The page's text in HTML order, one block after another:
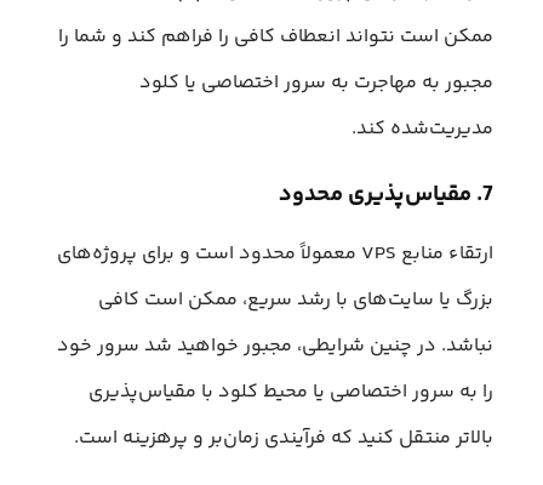
ممکن است نتواند انعطاف کافی را فراهم کند و شما را
مجبور به مهاجرت به سرور اختصاصی یا کلود
مدیریت‌شده کند.
7. مقیاس‌پذیری محدود
ارتقاء منابع VPS معمولاً محدود است و برای پروژه‌های
بزرگ یا سایت‌های با رشد سریع، ممکن است کافی
نباشد. در چنین شرایطی، مجبور خواهید شد سرور خود
را به سرور اختصاصی یا محیط کلود با مقیاس‌پذیری
بالاتر منتقل کنید که فرآیندی زمان‌بر و پرهزینه است.